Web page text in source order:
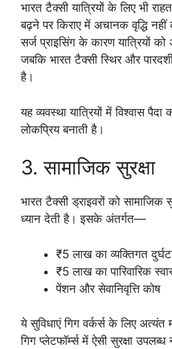
भारत टैक्सी यात्रियों के लिए भी
बढ़ने पर किराए में अचानक वृद्धि
सर्ज प्राइसिंग के कारण यात्रियों
जबकि भारत टैक्सी स्थिर और
है।
यह व्यवस्था यात्रियों में विश्वास
लोकप्रिय बनाती है।
3. सामाजिक सुरक्षा
भारत टैक्सी ड्राइवरों को सामाजिक
ध्यान देती है। इसके अंतर्गत—
₹5 लाख का व्यक्तिगत
₹5 लाख का पारिवारिक
पेंशन और सेवानिवृत्ति कोष
ये सुविधाएं गिग वर्कर्स के लिए अत्यंत
गिग प्लेटफॉर्म्स में ऐसी सुरक्षा उपलब्ध